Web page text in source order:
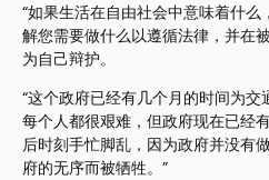
“如果生活在自由社会中意味着什
解您需要做什么以遵循法律，并在
为自己辩护。
“这个政府已经有几个月的时间为
每个人都很艰难，但政府现在已经
后时刻手忙脚乱，因为政府并没有
府的无序而被牺牲。”